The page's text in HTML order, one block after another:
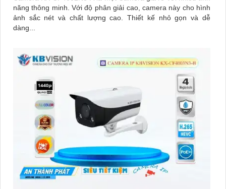
năng thông minh. Với độ phân giải cao, camera này cho hình
ảnh sắc nét và chất lượng cao. Thiết kế nhỏ gọn và dễ
dàng...